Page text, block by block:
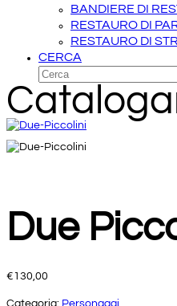
BANDIERE DI
RESTAURO DI
RESTAURO DI
CERCA
Cerca
Due
€130,00
Categoria: Personaggi